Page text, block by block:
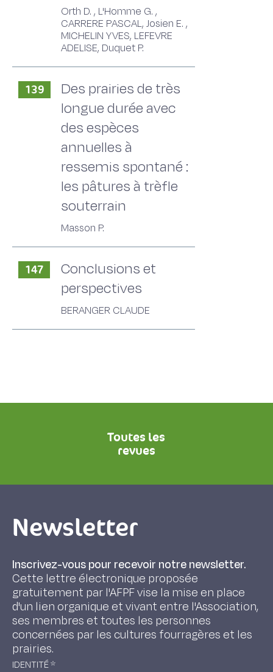
Orth D. , L'Homme G. ,
CARRERE PASCAL, Josien E. ,
MICHELIN YVES, LEFEVRE
ADELISE, Duquet P.
139
Des prairies de très
longue durée avec
des espèces
annuelles à
ressemis spontané :
les pâtures à trèfle
souterrain
Masson P.
147
Conclusions et
perspectives
BERANGER CLAUDE
Toutes les
revues
Newsletter
Inscrivez-vous pour recevoir notre newsletter.
Cette lettre électronique proposée
gratuitement par l'AFPF vise la mise en place
d'un lien organique et vivant entre l'Association,
ses membres et toutes les personnes
concernées par les cultures fourragères et les
prairies.
IDENTITÉ*